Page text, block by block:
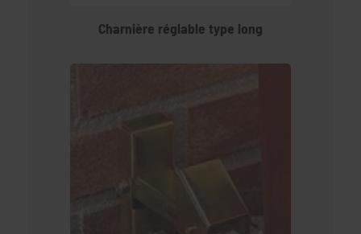
Charnière réglable type long